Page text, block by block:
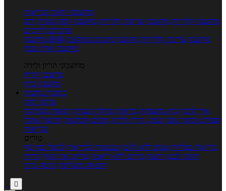
מחשבוני תזונה ובריאות
מחשבון קלוריות מחשבון שריפת קלוריות מחשבון דופק מטרה יחס
מותניים לירכיים
מחשבון BMI
מחשבון צריכת קלוריות מחשבון מינונים מומלצים
מחשבון אחוז שומן
מחשבוני הריון ולידה
מחשבון הריון
מחשבון ביוץ
כתבות כתבות
ערוצי תוכן
איך להכין בית ומשפחה בריאות מחלות ובעיות רפואה משלימה
ספורט וכושר גופני נשים, הריון ולידה טיפים והמלצות חדשות אוכל
ובריאות
טורים
בריאות בצלחת טעים ללא גלוטן טבעונות לבריאות לבשל כמו שף
תזונה לבטן רגועה מרזים ללא דיאטה מזיזים את הגוף הרזיה
ורפואה משלימה גורמה ביתי
